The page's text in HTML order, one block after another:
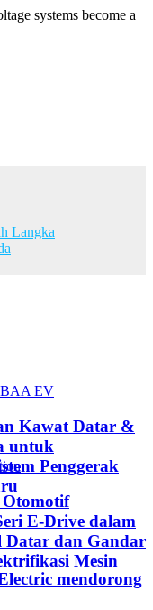
Langka
Kawat Datar &
untuk
Penggerak
E-Drive dalam
Datar dan Gandar
Mesin
mendorong